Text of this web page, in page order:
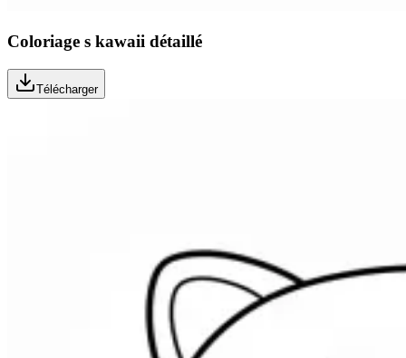
Coloriage s kawaii détaillé
Télécharger